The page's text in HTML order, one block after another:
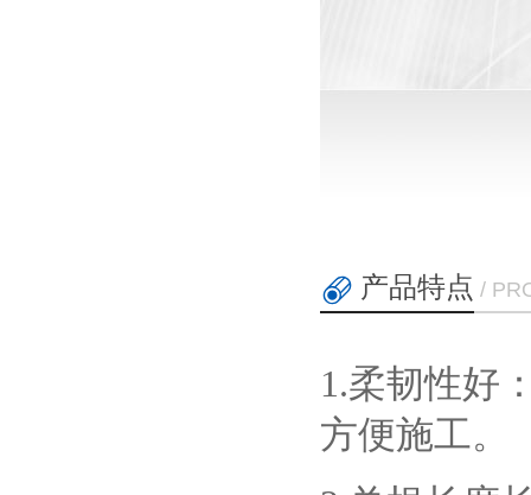
产品特点 /
1.柔韧性好
方便施工。